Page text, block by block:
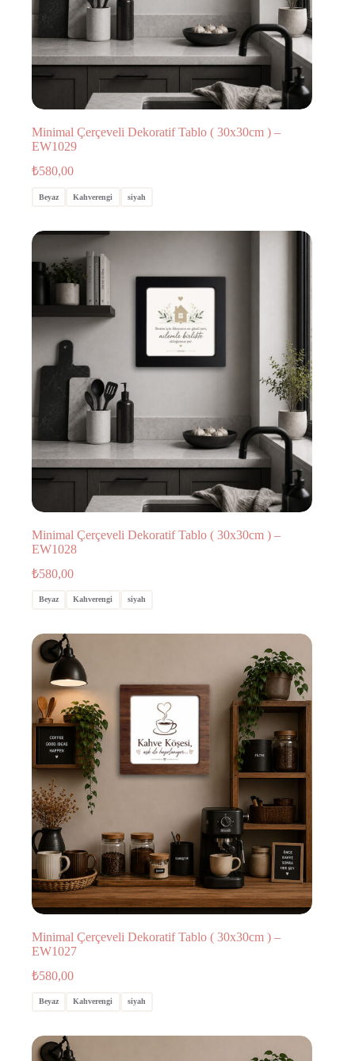
Minimal Çerçeveli Dekoratif Tablo ( 30x30cm ) –
EW1029
₺580,00
Beyaz Kahverengi siyah
Minimal Çerçeveli Dekoratif Tablo ( 30x30cm ) –
EW1028
₺580,00
Beyaz Kahverengi siyah
Minimal Çerçeveli Dekoratif Tablo ( 30x30cm ) –
EW1027
₺580,00
Beyaz Kahverengi siyah